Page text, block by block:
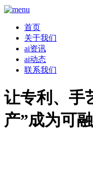
首页
关于我们
ai资讯
ai动态
联系我们
让专利、手
产”成为可